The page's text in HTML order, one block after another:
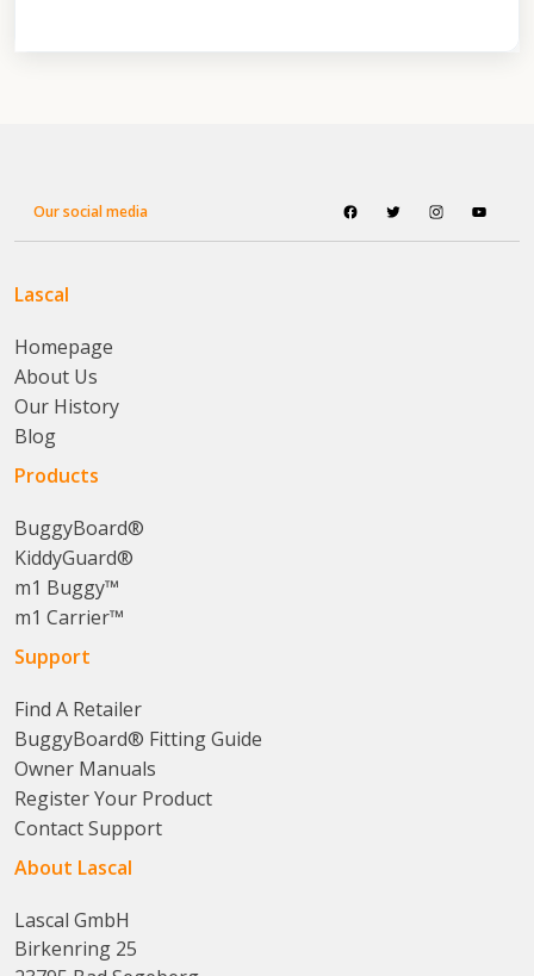
Our social media
Lascal
Homepage
About Us
Our History
Blog
Products
BuggyBoard®
KiddyGuard®
m1 Buggy™
m1 Carrier™
Support
Find A Retailer
BuggyBoard® Fitting Guide
Owner Manuals
Register Your Product
Contact Support
About Lascal
Lascal GmbH
Birkenring 25